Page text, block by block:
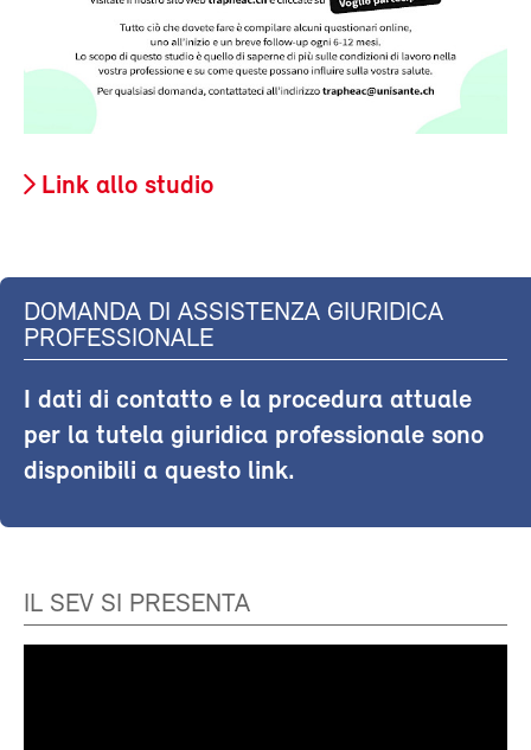
Link allo studio
DOMANDA DI ASSISTENZA GIURIDICA
PROFESSIONALE
I dati di contatto e la procedura attuale
per la tutela giuridica professionale sono
disponibili a questo link.
IL SEV SI PRESENTA